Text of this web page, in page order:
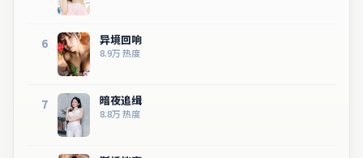
6 异境回响
8.9万热度
7 暗夜追缉
8.8万热度